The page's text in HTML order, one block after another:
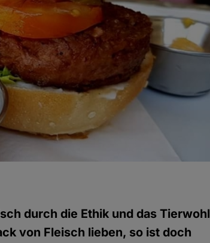
durch die Ethik und das Tierwohl
von Fleisch lieben, so ist doch